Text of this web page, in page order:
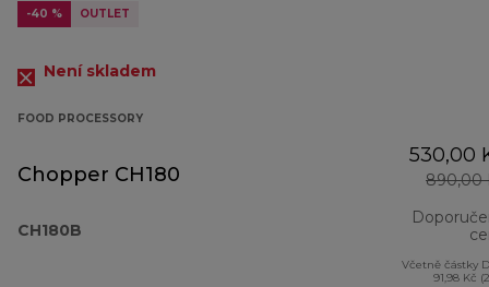
-40 % OUTLET
Není skladem
FOOD PROCESSORY
Chopper CH180
CH180B
530,00
890,00
Včetně částky
91,98 Kč